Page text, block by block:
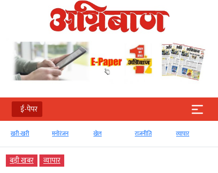
ई-पेपर
खरी-खरी मनोरंजन खेल राजनीति व्‍यापार
बड़ी खबर व्‍यापार